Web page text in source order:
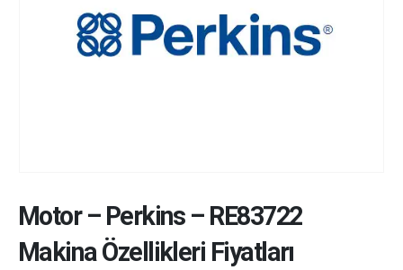
Motor– Perkins– RE83722
Makina Özellikleri Fiyatları